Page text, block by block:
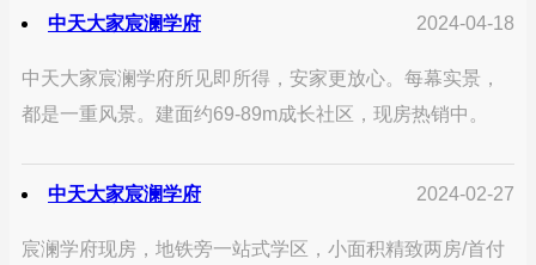
中天大家宸澜学府 2024-04-18
中天大家宸澜学府所见即所得，安家更放心。每幕实景，
都是一重风景。建面约69-89m成长社区，现房热销中。
中天大家宸澜学府 2024-02-27
宸澜学府现房，地铁旁一站式学区，小面积精致两房/首付